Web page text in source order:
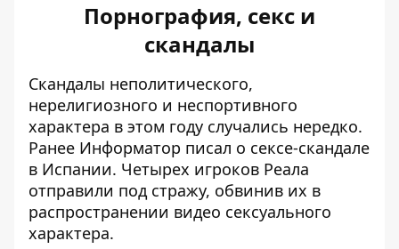
Порнография, секс и
скандалы
Скандалы неполитического,
нерелигиозного и неспортивного
характера в этом году случались нередко.
Ранее Информатор писал о сексе-скандале
в Испании. Четырех игроков Реала
отправили под стражу, обвинив их в
распространении видео сексуального
характера.